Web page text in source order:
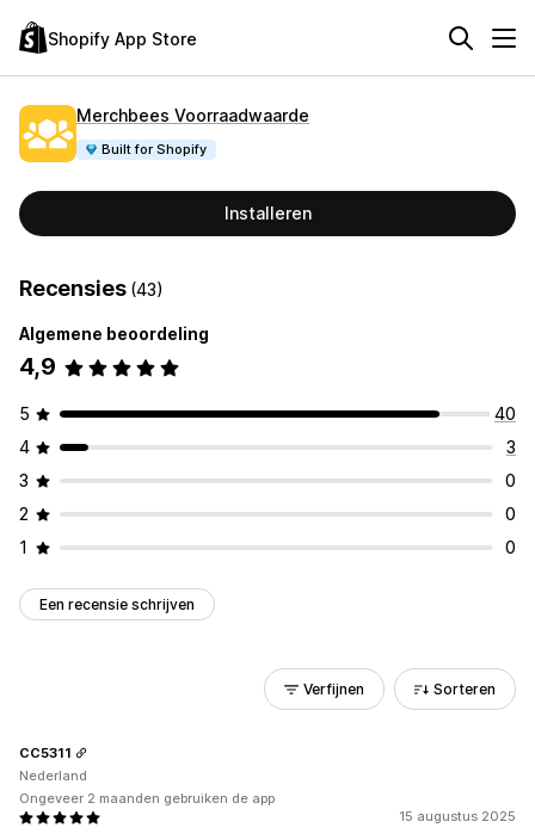
Shopify App Store
Merchbees Voorraadwaarde
Built for Shopify
Installeren
Recensies (43)
Algemene beoordeling
4,9
5
40
4
3
3
0
2
0
1
0
Een recensie schrijven
Verfijnen Sorteren
15 augustus 2025
CC5311
Nederland
Ongeveer 2 maanden gebruiken de app